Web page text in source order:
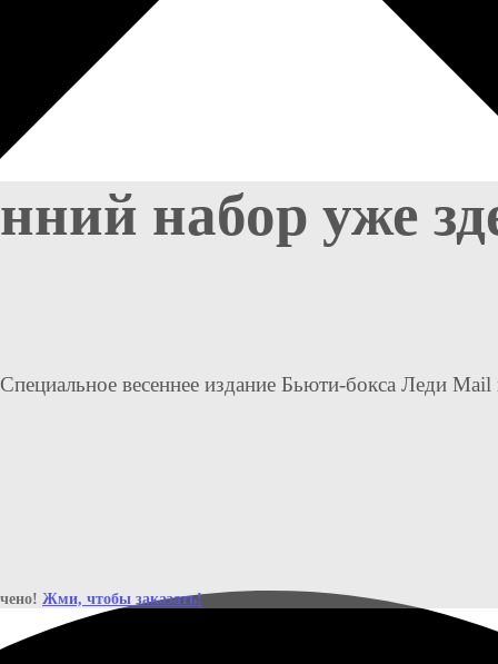
набор уже
весеннее издание Бьюти-бокса Леди
Жми, чтобы заказать!